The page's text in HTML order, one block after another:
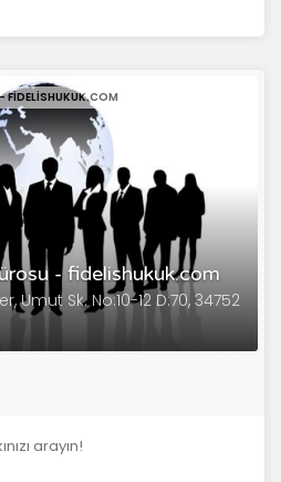
- fidelishukuk.com
FIDELISHUKUK.COM
Umut Sk. No:10-12 D:70, 34752
arayın!